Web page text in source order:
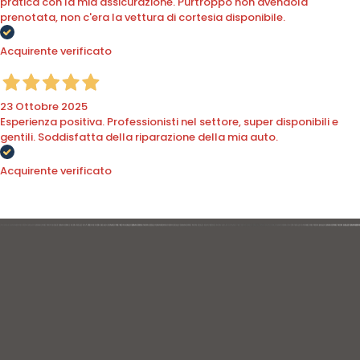
prenotata, non c'era la vettura di cortesia disponibile.
Acquirente verificato
23 Ottobre 2025
Esperienza positiva. Professionisti nel settore, super disponibili e
gentili. Soddisfatta della riparazione della mia auto.
Acquirente verificato